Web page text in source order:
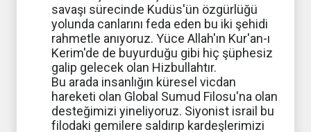
savaşı sürecinde Kudüs'ün özgürlüğü
yolunda canlarını feda eden bu iki şehidi
rahmetle anıyoruz. Yüce Allah'ın Kur'an-ı
Kerim'de de buyurduğu gibi hiç şüphesiz
galip gelecek olan Hizbullahtır.
Bu arada insanlığın küresel vicdan
hareketi olan Global Sumud Filosu'na olan
desteğimizi yineliyoruz. Siyonist israil bu
filodaki gemilere saldırıp kardeşlerimizi